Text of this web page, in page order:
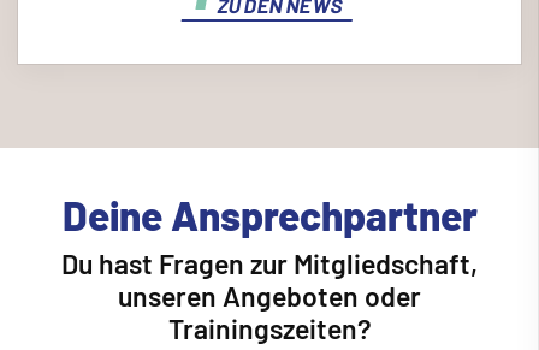
Deine Ansprechpartner
Du hast Fragen zur Mitgliedschaft,
unseren Angeboten oder
Trainingszeiten?